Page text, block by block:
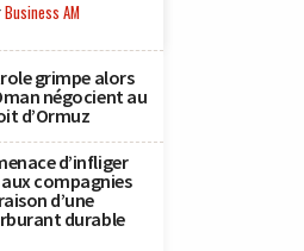
Business AM
grimpe alors
négocient au
d’Ormuz
d’infliger
compagnies
d’une
durable